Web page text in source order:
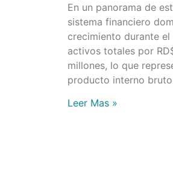
En un panorama de
sistema financiero
crecimiento durante
activos totales por
millones, lo que
producto interno
Leer Mas »